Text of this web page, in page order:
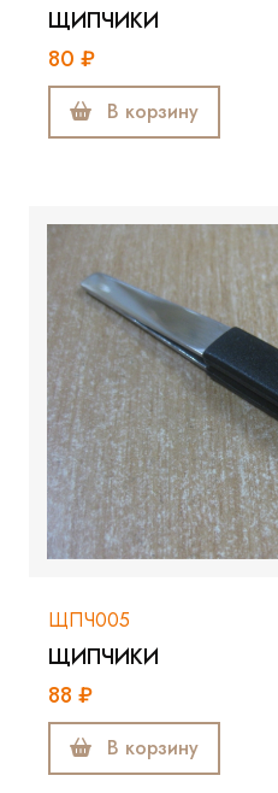
ЩИПЧИКИ
80 ₽
В корзину
ЩПЧ005
ЩИПЧИКИ
88 ₽
В корзину